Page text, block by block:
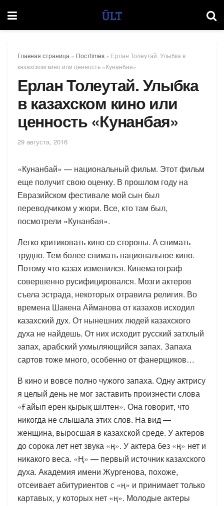
Главная страница » Постtimes » Ерлан Толеутай. Улыбка в
казахском кино или ценность «Кунанбая»
Ерлан Толеутай. Улыбка
в казахском кино или
ценность «Кунанбая»
29 августа, 2016
«Кунанбай» — национальный фильм. Этот фильм
еще получит свою оценку. В прошлом году на
Евразийском фестивале мой сын был
переводчиком у жюри. Все, кто там был,
посмотрели «Кунанбая».
Легко критиковать кино со стороны. А снимать
трудно. Тем более снимать национальное кино.
Потому что казах изменился. Кинематограф
совершенно русифицировался. Мозги актеров
съела эстрада, некоторых отравила религия. Во
времена Шакена Айманова от казахов исходил
казахский дух. От нынешних людей казахского
духа не найдешь. От них исходит русский затхлый
запах, арабский ухмыляющийся запах. Запаха
сартов тоже много, особенно от фанерщиков…
В кино и вовсе полно чужого запаха. Одну актрису
я целый день не мог заставить произнести слова
«Ғайып ерен қырық шілтен». Она говорит, что
никогда не слышала этих слов. На вид —
женщина, выросшая в казахской среде. У актеров
до сорока лет нет звука «ң». У актера без «ң» нет и
никакого веса. «Ң» — первый источник казахского
духа. Академия имени Жургенова, похоже,
отсеивает абитуриентов с «ң» и принимает только
картавых, у которых нет «ң». Молодые актеры